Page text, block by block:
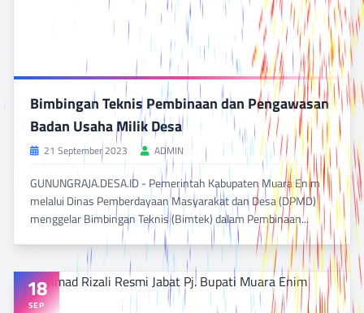
DILIHAT 654 KALI
Bimbingan Teknis Pembinaan dan Pengawasan
Badan Usaha Milik Desa
21 September 2023 ADMIN
GUNUNGRAJA.DESA.ID - Pemerintah Kabupaten Muara Enim
melalui Dinas Pemberdayaan Masyarakat dan Desa (DPMD)
menggelar Bimbingan Teknis (Bimtek) dalam Pembinaan...
18
SEP